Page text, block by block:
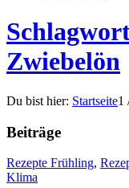
Zwiebelön
Du bist hier: Startseite1
Beiträge
Rezepte Frühling,
Klima